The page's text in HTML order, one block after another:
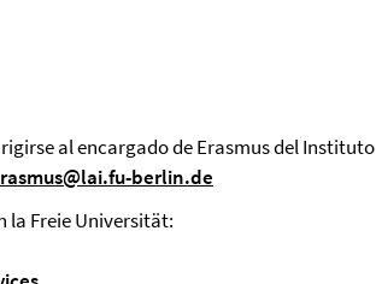
al encargado de Erasmus del Instituto
berlin.de
la Freie Universität: